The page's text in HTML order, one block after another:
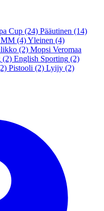
Cup (24) Pääutinen (14)
MM (4)Yleinen (4)
(2) Mopsi Veromaa
(2) English Sporting (2)
Pistooli (2) Lyijy (2)